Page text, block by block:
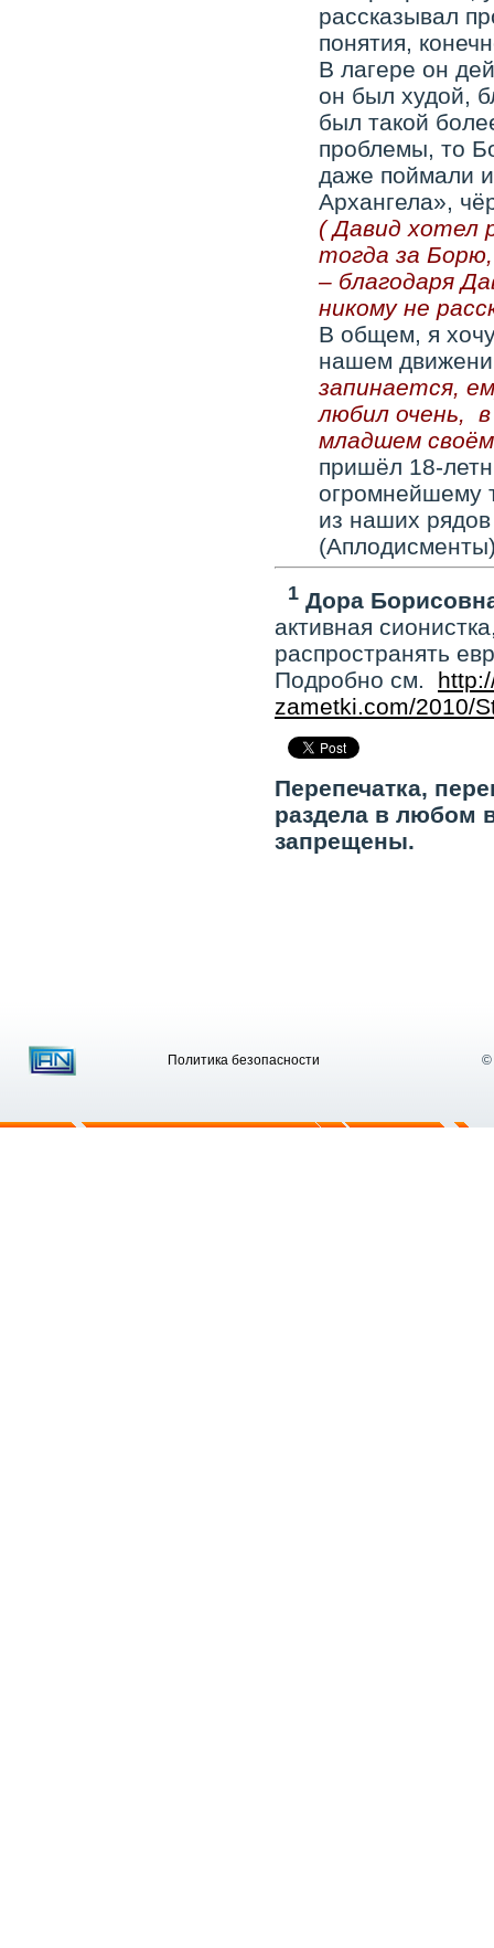
рассказывал
понятия,
В лагере он
он был худой,
был такой
проблемы, то
даже поймали
Архангела»,
( Давид хотел
тогда за
– благодаря
никому не
В общем, я
нашем
запинается,
любил очень, в
младшем
пришёл 18-
огромнейшему
из наших
1 Дора
активная
распространять
Подробно см.
zametki.com/2010/
Перепечатка,
раздела в любом
запрещены.
Политика безопасности ©